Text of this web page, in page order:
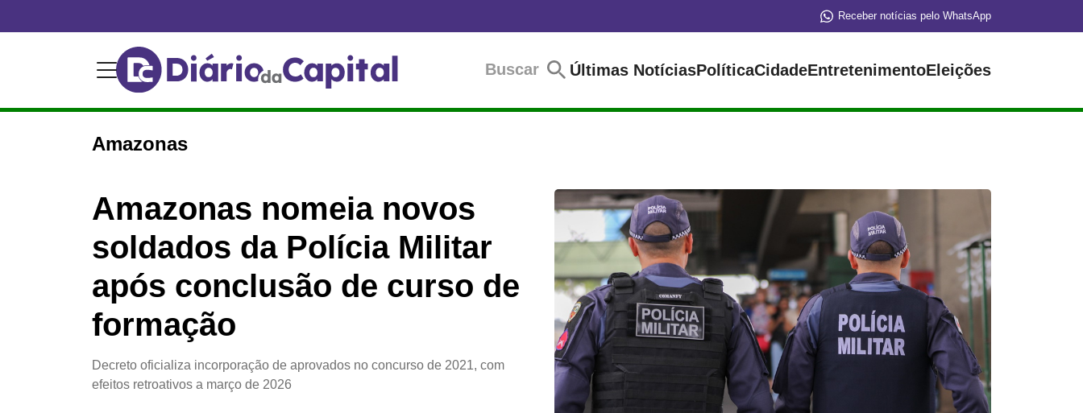
Receber notícias pelo WhatsApp
Buscar Últimas NotíciasPolíticaCidadeEntretenimentoEleições
Amazonas
Amazonas nomeia novos
soldados da Polícia Militar
após conclusão de curso de
formação
Decreto oficializa incorporação de aprovados no concurso de 2021, com
efeitos retroativos a março de 2026